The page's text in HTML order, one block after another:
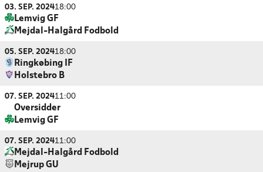
03. SEP. 202418:00
Lemvig GF
Mejdal-Halgård Fodbold
05. SEP. 202418:00
Ringkøbing IF
Holstebro B
07. SEP. 202411:00
Oversidder
Lemvig GF
07. SEP. 202411:00
Mejdal-Halgård Fodbold
Mejrup GU